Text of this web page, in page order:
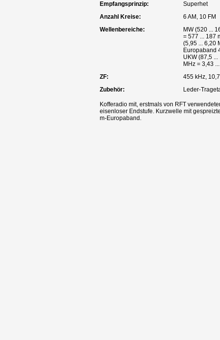
Empfangsprinzip:
Superhet
Anzahl Kreise:
6 AM, 10 FM
Wellenbereiche:
MW (520 ...
= 577 ... 187
(5,95 ... 6,20
Europaband
UKW (87,5 ...
MHz = 3,43
ZF:
455 kHz,
Zubehör:
Leder-
Kofferadio mit, erstmals von RFT
eisenloser Endstufe. Kurzwelle mit
m-Europaband.